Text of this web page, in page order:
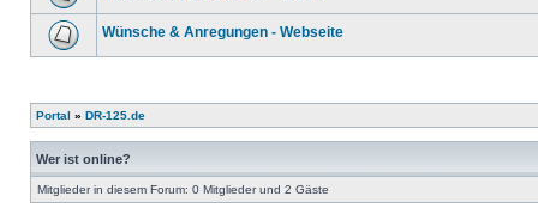
Wünsche & Anregungen - Webseite
Portal » DR-125.de
Wer ist online?
Mitglieder in diesem Forum: 0 Mitglieder und 2 Gäste